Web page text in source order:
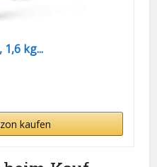
kg...
kaufen